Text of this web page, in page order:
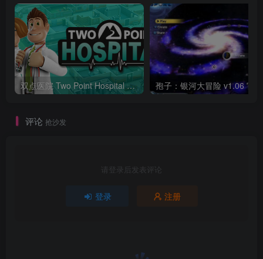
双点医院 Two Point Hospital v1.23.66762 官方中文版 5G
评论 抢沙发
请登录后发表评论
登录 注册